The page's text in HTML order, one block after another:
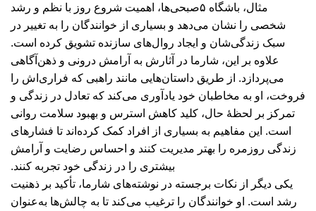
مثال، باشگاه ۵صبحی‌ها، اهمیت شروع روز با نظم و رشد
شخصی را نشان می‌دهد و بسیاری از خوانندگان را به تغییر در
سبک زندگی‌شان و ایجاد روال‌های سازنده تشویق کرده است.
علاوه بر این، شارما در آثارش به آرامش درونی و ذهن‌آگاهی
می‌پردازد. از طریق داستان‌هایی مانند راهبی که فراری‌اش را
فروخت، او به مخاطبان خود یادآوری می‌کند که تعادل در زندگی و
تمرکز بر لحظۀ حال، کلید کاهش استرس و بهبود سلامت روانی
است. این مفاهیم به بسیاری از افراد کمک کرده‌اند تا فشارهای
زندگی روزمره را بهتر مدیریت کنند و احساس رضایت و آرامش
بیشتری را در زندگی خود تجربه کنند.
یکی دیگر از نکات برجسته در نوشته‌های شارما، تأکید بر ذهنیت
رشد است. او خوانندگان را ترغیب می‌کند تا به چالش‌ها به‌عنوان